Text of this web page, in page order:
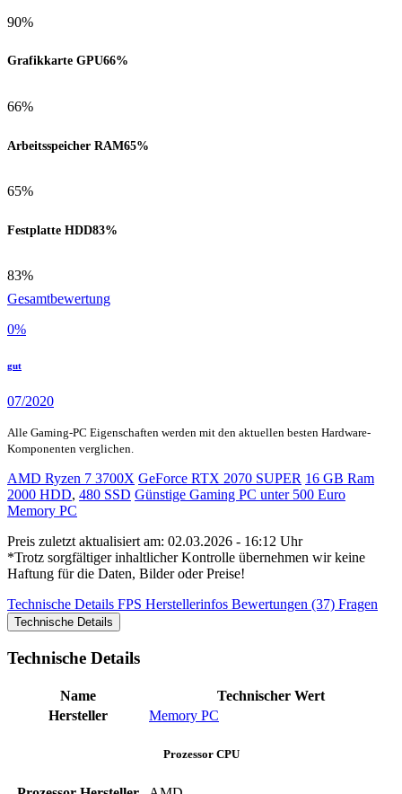
90%
Grafikkarte GPU66%
66%
Arbeitsspeicher RAM65%
65%
Festplatte HDD83%
83%
Gesamtbewertung
0%
gut
07/2020
Alle Gaming-PC Eigenschaften werden mit den aktuellen besten Hardware-
Komponenten verglichen.
AMD Ryzen 7 3700X GeForce RTX 2070 SUPER 16 GB Ram
2000 HDD, 480 SSD Günstige Gaming PC unter 500 Euro
Memory PC
Preis zuletzt aktualisiert am: 02.03.2026 - 16:12 Uhr
*Trotz sorgfältiger inhaltlicher Kontrolle übernehmen wir keine
Haftung für die Daten, Bilder oder Preise!
Technische Details FPS Herstellerinfos Bewertungen (37) Fragen
Technische Details
Technische Details
Name
Technischer Wert
Hersteller
Memory PC
Prozessor CPU